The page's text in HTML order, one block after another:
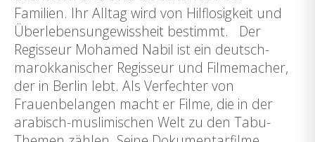
Familien. Ihr Alltag wird von Hilflosigkeit und
Überlebensungewissheit bestimmt. Der
Regisseur Mohamed Nabil ist ein deutsch-
marokkanischer Regisseur und Filmemacher,
der in Berlin lebt. Als Verfechter von
Frauenbelangen macht er Filme, die in der
arabisch-muslimischen Welt zu den Tabu-